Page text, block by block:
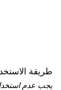
طريقة
يجب عدم